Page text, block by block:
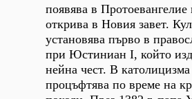
появява в
открива в Новия завет.
установява първо в
при Юстиниан I, който
нейна чест. В
процъфтява по време на